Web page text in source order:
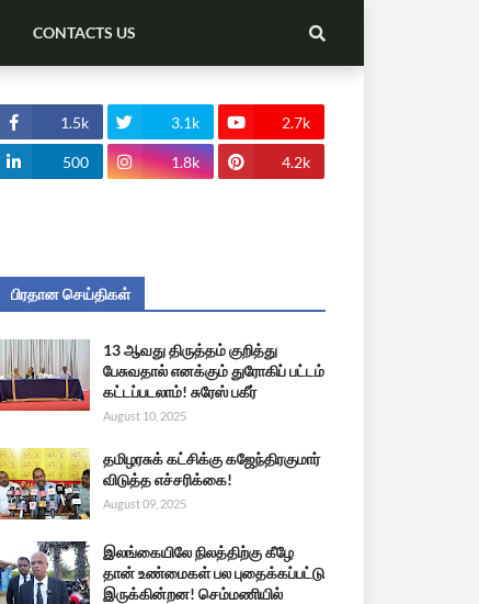
CONTACTS US
1.5k 3.1k 2.7k
500 1.8k 4.2k
பிரதான செய்திகள்
13 ஆவது திருத்தம் குறித்து
பேசுவதால் எனக்கும் துரோகிப் பட்டம்
கட்டப்படலாம்! சுரேஸ் பகீர்
August 10, 2025
தமிழரசுக் கட்சிக்கு கஜேந்திரகுமார்
விடுத்த எச்சரிக்கை!
August 09, 2025
இலங்கையிலே நிலத்திற்கு கீழே
தான் உண்மைகள் பல புதைக்கப்பட்டு
இருக்கின்றன! செம்மணியில்